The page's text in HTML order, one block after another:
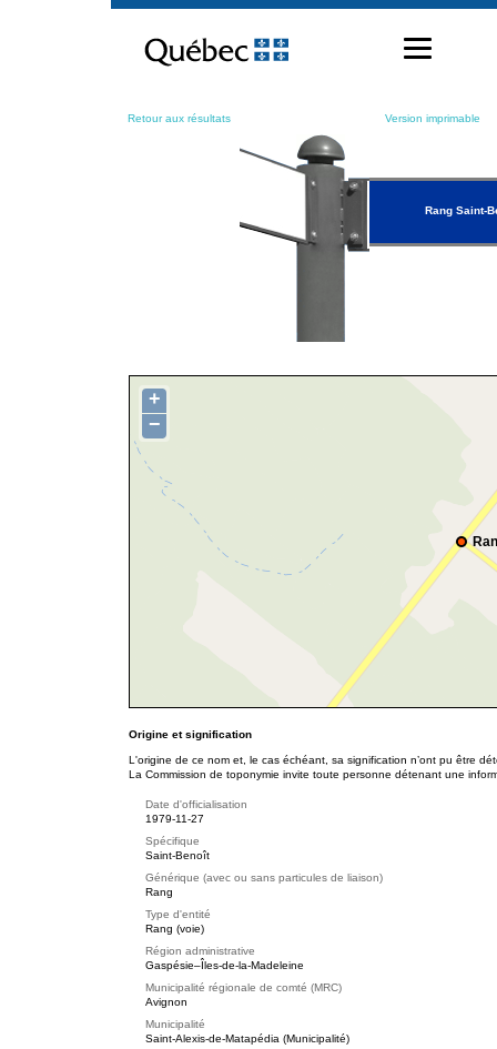
contenu
Retour aux résultats Version imprimable
Rang Saint-
+
−
Origine et signification
L'origine de ce nom et, le cas échéant, sa signification n’ont pu être
La Commission de toponymie invite toute personne détenant une
Date d'officialisation
1979-11-27
Spécifique
Saint-Benoît
Générique (avec ou sans particules de liaison)
Rang
Type d'entité
Rang (voie)
Région administrative
Gaspésie–Îles-de-la-Madeleine
Municipalité régionale de comté (MRC)
Avignon
Municipalité
Saint-Alexis-de-Matapédia (Municipalité)